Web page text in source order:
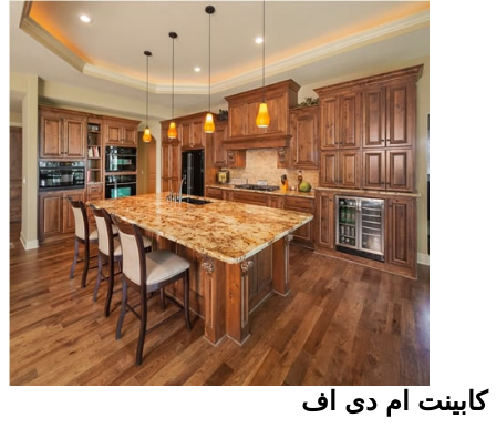
کابینت ام دی اف